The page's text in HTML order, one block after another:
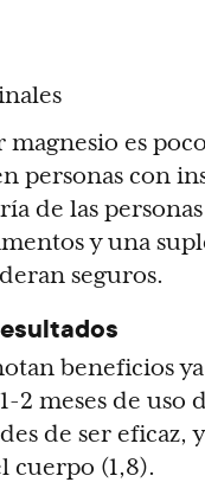
es
personas con
de las personas
y una
seguros.
beneficios
2 meses de
de ser eficaz,
cuerpo (1,8).